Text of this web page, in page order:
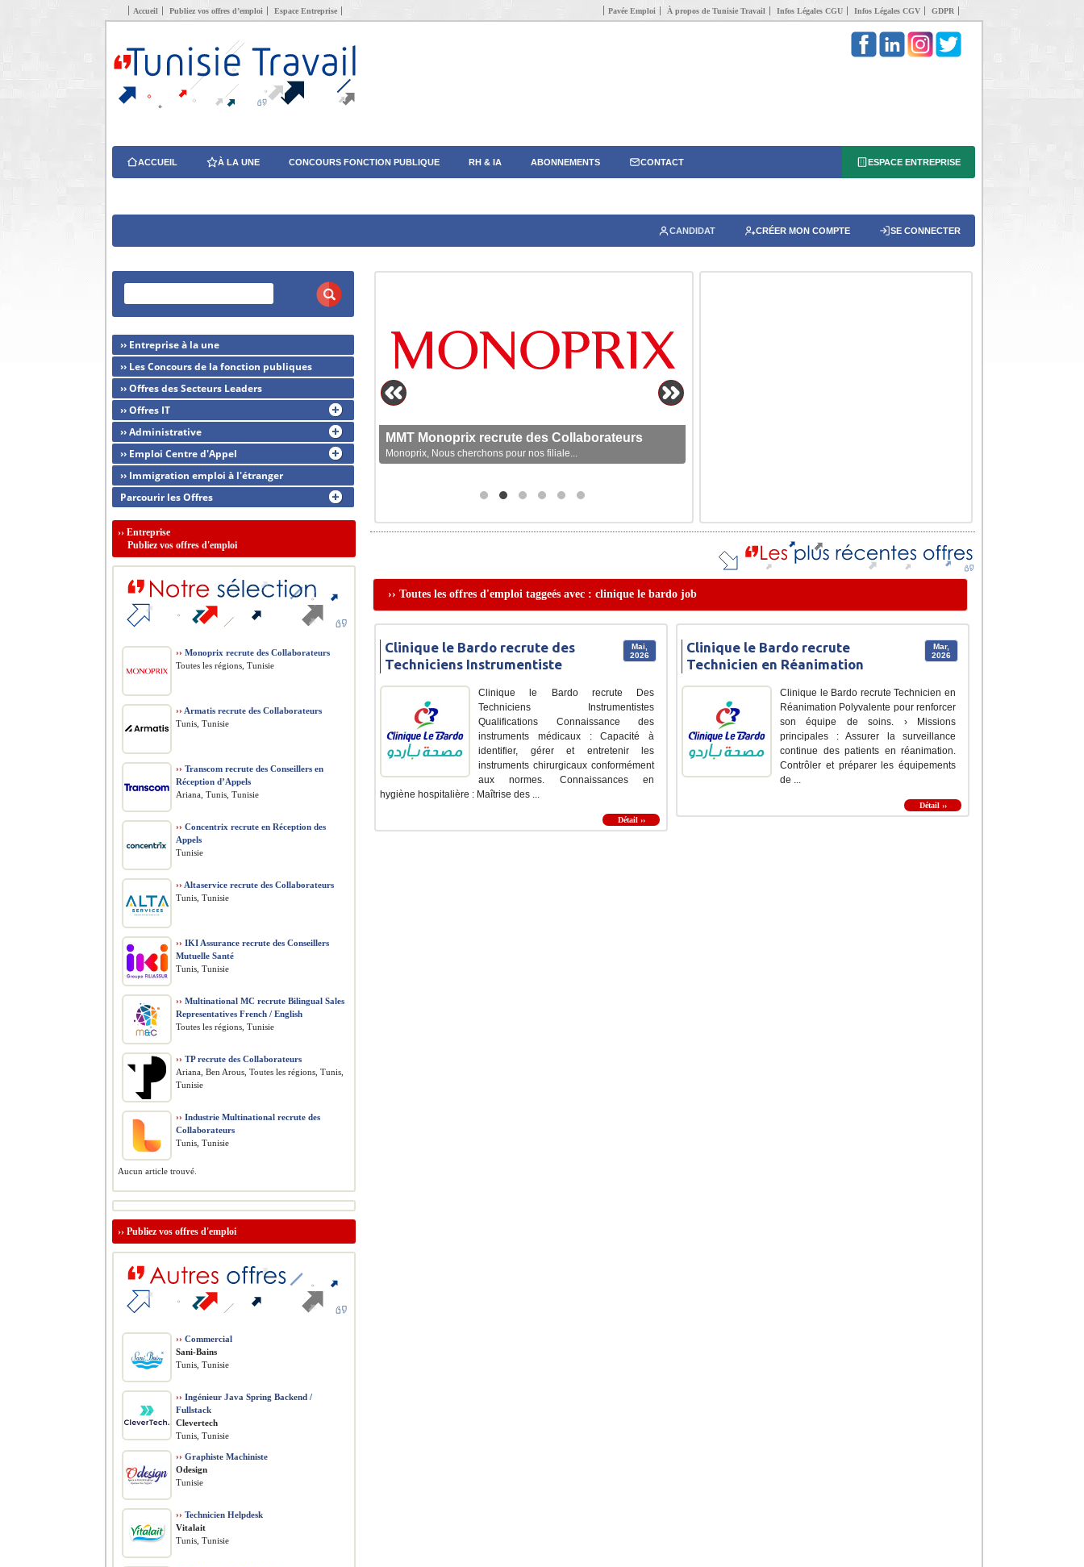
Accueil Publiez vos offres d’emploi Espace Entreprise Pavée Emploi À propos de Tunisie Travail Infos Légales CGU Infos Légales CGV GDPR
ACCUEIL À LA UNE CONCOURS FONCTION PUBLIQUE RH & IA ABONNEMENTS CONTACT ESPACE ENTREPRISE
CANDIDAT CRÉER MON COMPTE SE CONNECTER
MMT Monoprix recrute des Collaborateurs
Monoprix, Nous cherchons pour nos filiale...
›› Toutes les offres d'emploi taggeés avec : clinique le bardo job
Mai,
2026
Clinique le Bardo recrute des
Techniciens Instrumentiste
Clinique le Bardo recrute Des
Techniciens Instrumentistes
Qualifications Connaissance des
instruments médicaux : Capacité à
identifier, gérer et entretenir les
instruments chirurgicaux conformément
aux normes. Connaissances en
hygiène hospitalière : Maîtrise des ...
Détail ››
Mar,
2026
Clinique le Bardo recrute
Technicien en Réanimation
Clinique le Bardo recrute Technicien en
Réanimation Polyvalente pour renforcer
son équipe de soins. › Missions
principales : Assurer la surveillance
continue des patients en réanimation.
Contrôler et préparer les équipements
de ...
Détail ››
›› Entreprise à la une
›› Les Concours de la fonction publiques
›› Offres des Secteurs Leaders
›› Offres IT
›› Administrative
›› Emploi Centre d'Appel
›› Immigration emploi à l'étranger
Parcourir les Offres
›› Entreprise
Publiez vos offres d'emploi
›› Monoprix recrute des Collaborateurs
Toutes les régions, Tunisie
›› Armatis recrute des Collaborateurs
Tunis, Tunisie
›› Transcom recrute des Conseillers en
Réception d’Appels
Ariana, Tunis, Tunisie
›› Concentrix recrute en Réception des
Appels
Tunisie
›› Altaservice recrute des Collaborateurs
Tunis, Tunisie
›› IKI Assurance recrute des Conseillers
Mutuelle Santé
Tunis, Tunisie
›› Multinational MC recrute Bilingual Sales
Representatives French / English
Toutes les régions, Tunisie
›› TP recrute des Collaborateurs
Ariana, Ben Arous, Toutes les régions, Tunis,
Tunisie
›› Industrie Multinational recrute des
Collaborateurs
Tunis, Tunisie
Aucun article trouvé.
›› Publiez vos offres d'emploi
›› Commercial
Sani-Bains
Tunis, Tunisie
›› Ingénieur Java Spring Backend /
Fullstack
Clevertech
Tunis, Tunisie
›› Graphiste Machiniste
Odesign
Tunisie
›› Technicien Helpdesk
Vitalait
Tunis, Tunisie